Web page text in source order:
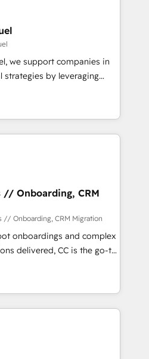
🔹 BOOMS:
With BOOMS,
buyers, accelerating your
yourself as an undisputed
A methodology designed to
and optimize your
our growth-first
dominate their
we support companies in
by leveraging
their marketing and
growth. Our offer spans
We specialize in CRM
web design, sales
with tech companies
2002, we are committed to
and developing their
HubSpot through
seamless integration of
digital ecosystem. Would
your inbound
objectives. With 125+
of the most certified
English & French.
// Onboarding, CRM
// Onboarding, CRM Migration
onboardings and complex
delivered, CC is the go-to
businesses ready to
scale smarter. We specialize
CMS migrations and
like Salesforce, NetSuite,
turning fragmented